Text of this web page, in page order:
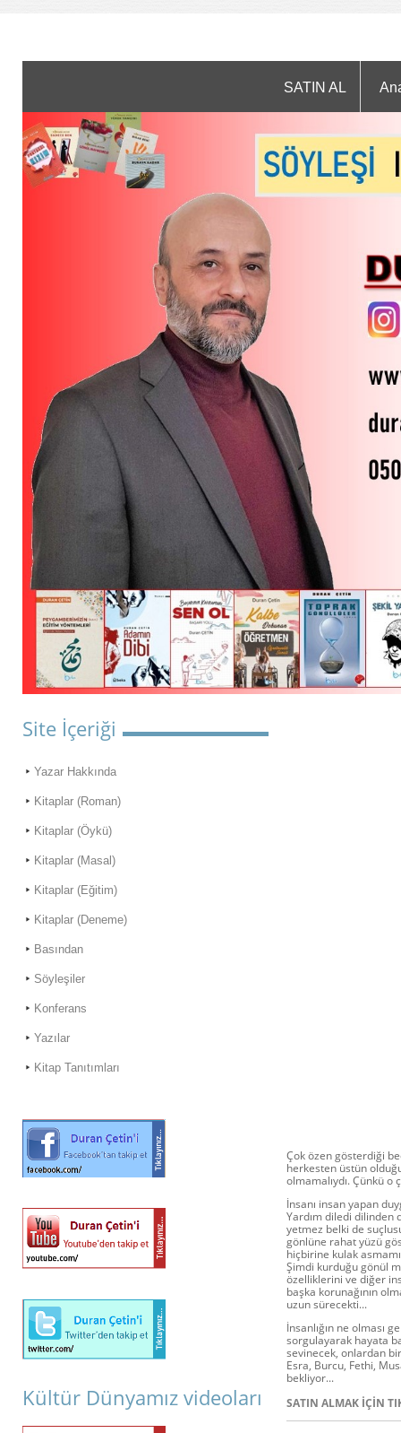
SATIN AL
Site İçeriği
Yazar Hakkında
Kitaplar (Roman)
Kitaplar (Öykü)
Kitaplar (Masal)
Kitaplar (Eğitim)
Kitaplar (Deneme)
Basından
Söyleşiler
Konferans
Yazılar
Kitap Tanıtımları
Kültür Dünyamız videoları
Çok özen gösterdiği
herkesten üstün
olmamalıydı. Çünkü
İnsanı insan yapan
Yardım diledi dilinden
yetmez belki de
gönlüne rahat yüzü
hiçbirine kulak
Şimdi kurduğu gönül
özelliklerini ve diğer
başka korunağının
uzun sürecekti...
İnsanlığın ne olması
sorgulayarak hayata
sevinecek, onlardan
Esra, Burcu, Fethi,
bekliyor...
SATIN ALMAK İÇİN